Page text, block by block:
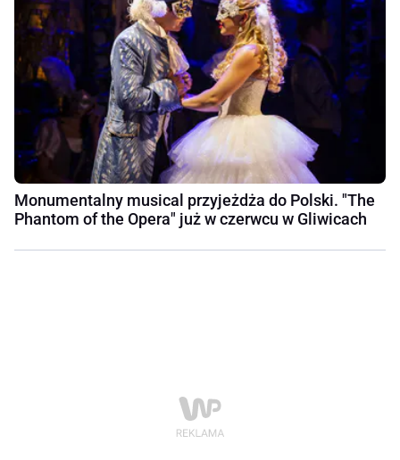
Monumentalny musical przyjeżdża do Polski. "The
Phantom of the Opera" już w czerwcu w Gliwicach